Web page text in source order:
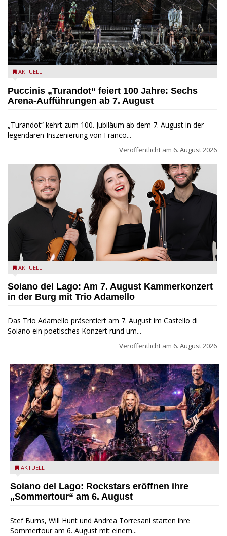
Turandot in der Arena von Verona - Ennevi für Fondazione
AKTUELL
Puccinis „Turandot“ feiert 100 Jahre: Sechs
Arena-Aufführungen ab 7. August
„Turandot“ kehrt zum 100. Jubiläum ab dem 7. August in der
legendären Inszenierung von Franco...
Veröffentlicht am 6. August 2026
Trio Adamello
AKTUELL
Soiano del Lago: Am 7. August Kammerkonzert
in der Burg mit Trio Adamello
Das Trio Adamello präsentiert am 7. August im Castello di
Soiano ein poetisches Konzert rund um...
Veröffentlicht am 6. August 2026
Stef Burns, Will Hunt und Andrea Torresani im Summer Rock
AKTUELL
Soiano del Lago: Rockstars eröffnen ihre
„Sommertour“ am 6. August
Stef Burns, Will Hunt und Andrea Torresani starten ihre
Sommertour am 6. August mit einem...